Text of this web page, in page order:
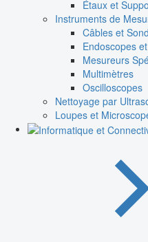
Étaux et
Instruments de
Câbles et
Endoscopes
Mesureurs
Multimètres
Oscilloscopes
Nettoyage par
Loupes et